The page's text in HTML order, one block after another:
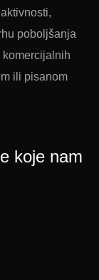
poboljšanja
ili pisanom
koje nam